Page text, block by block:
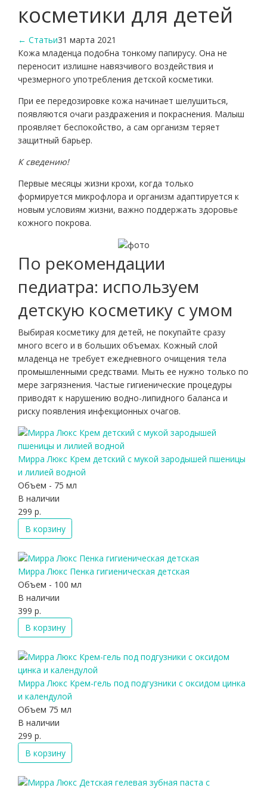
косметики для детей
← Статьи31 марта 2021
Кожа младенца подобна тонкому папирусу. Она не
переносит излишне навязчивого воздействия и
чрезмерного употребления детской косметики.
При ее передозировке кожа начинает шелушиться,
появляются очаги раздражения и покраснения. Малыш
проявляет беспокойство, а сам организм теряет
защитный барьер.
К сведению!
Первые месяцы жизни крохи, когда только
формируется микрофлора и организм адаптируется к
новым условиям жизни, важно поддержать здоровье
кожного покрова.
По рекомендации
педиатра: используем
детскую косметику с умом
Выбирая косметику для детей, не покупайте сразу
много всего и в больших объемах. Кожный слой
младенца не требует ежедневного очищения тела
промышленными средствами. Мыть ее нужно только по
мере загрязнения. Частые гигиенические процедуры
приводят к нарушению водно-липидного баланса и
риску появления инфекционных очагов.
Мирра Люкс Крем детский с мукой зародышей пшеницы
и лилией водной
Объем - 75 мл
В наличии
299 р.
В корзину
Мирра Люкс Пенка гигиеническая детская
Объем - 100 мл
В наличии
399 р.
В корзину
Мирра Люкс Крем-гель под подгузники с оксидом цинка
и календулой
Объем 75 мл
В наличии
299 р.
В корзину